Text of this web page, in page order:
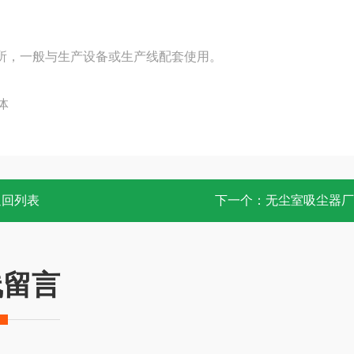
一般与生产设备或生产线配套使用。
列表 下一个： 无尘室吸尘器
言